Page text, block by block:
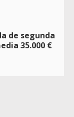
de segunda
35.000 €